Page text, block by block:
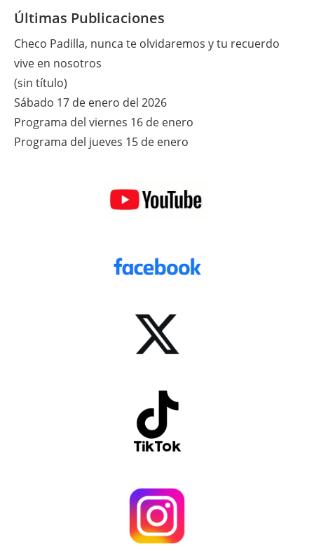
Últimas Publicaciones
Checo Padilla, nunca te olvidaremos y tu recuerdo
vive en nosotros
(sin título)
Sábado 17 de enero del 2026
Programa del viernes 16 de enero
Programa del jueves 15 de enero